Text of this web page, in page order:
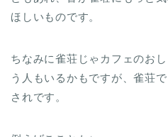
ほしいものです。
ちなみに雀荘じゃカフェのお
う人もいるかもですが、雀荘
されです。